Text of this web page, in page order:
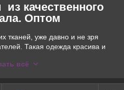
из качественного
Оптом
тканей, уже давно и не зря
Такая одежда красива и
имеет хорошую плотность.
оптом. На нашем сайте
всё